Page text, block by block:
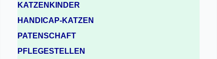
KATZENKINDER
HANDICAP-KATZEN
PATENSCHAFT
PFLEGESTELLEN